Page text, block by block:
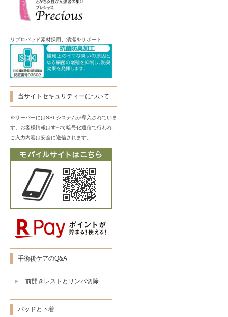
リプロパッド素材採用、清潔をサポート
当サイトセキュリティーについて
※サーバーにはSSLシステムが導入されていま
す。お客様情報はすべて暗号化通信で行われ、
ご入力内容は安全に送信されます。
手術後ケアのQ&A
前開きレストとリンパ切除
パッドと下着